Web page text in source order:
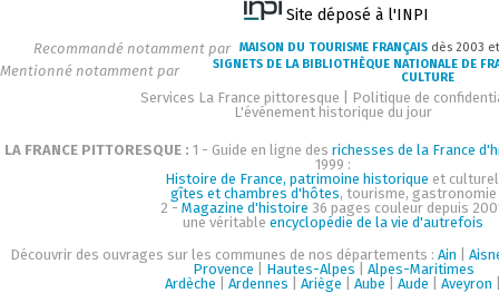
Site déposé à l'INPI
Recommandé notamment par MAISON DU TOURISME FRANÇAIS dès 2003
Mentionné notamment par
SIGNETS DE LA BIBLIOTHÈQUE NATIONALE DE
CULTURE
Services La France pittoresque
Politique de
L'événement historique du jour
LA FRANCE PITTORESQUE : 1 - Guide en ligne des richesses de la France
1999 :
Histoire de France, patrimoine historique et
gîtes et chambres d'hôtes, tourisme, gastronomie
2 - Magazine d'histoire 36 pages couleur depuis
une véritableencyclopédie de la vie d'autrefois
Découvrir des ouvrages sur les communes de nos départements :Ain |
Provence
Hautes-Alpes
Alpes-Maritimes
Ardèche |Ardennes |Ariège |Aube |Aude |Aveyron